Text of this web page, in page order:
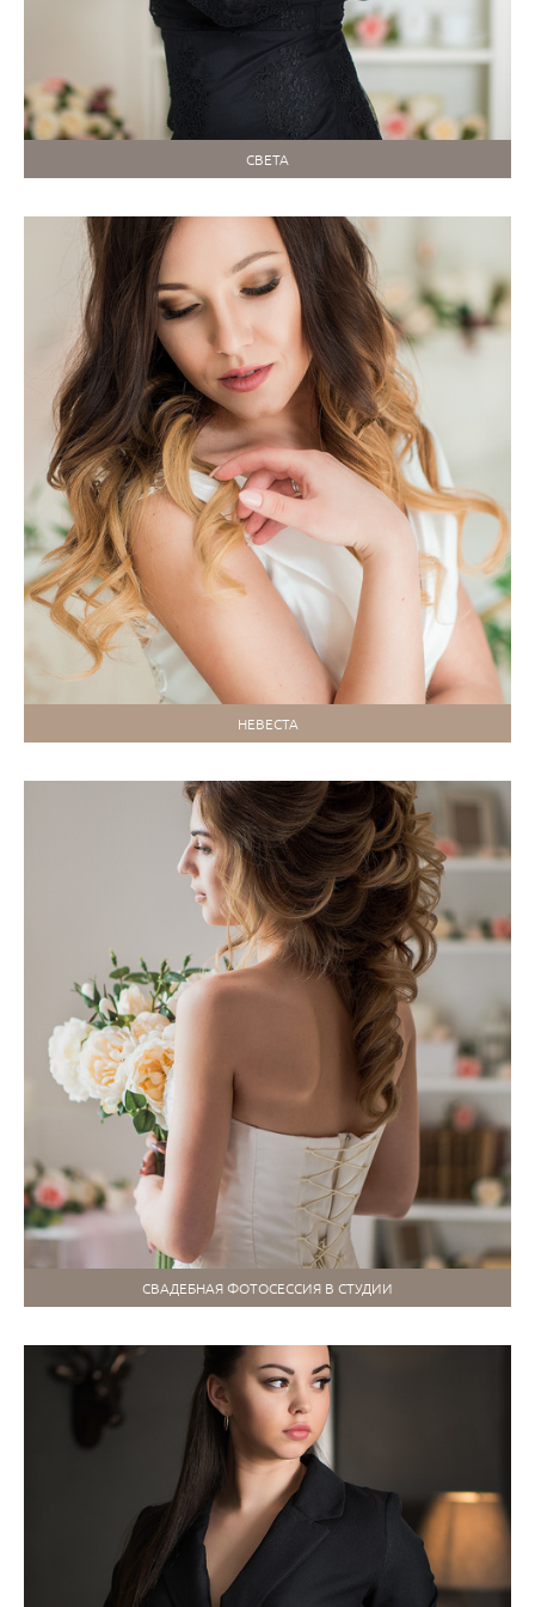
СВЕТА
НЕВЕСТА
СВАДЕБНАЯ ФОТОСЕССИЯ В СТУДИИ